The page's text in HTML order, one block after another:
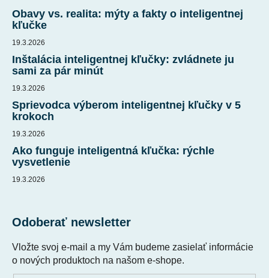
Obavy vs. realita: mýty a fakty o inteligentnej
kľučke
19.3.2026
Inštalácia inteligentnej kľučky: zvládnete ju
sami za pár minút
19.3.2026
Sprievodca výberom inteligentnej kľučky v 5
krokoch
19.3.2026
Ako funguje inteligentná kľučka: rýchle
vysvetlenie
19.3.2026
Odoberať newsletter
Vložte svoj e-mail a my Vám budeme zasielať informácie
o nových produktoch na našom e-shope.